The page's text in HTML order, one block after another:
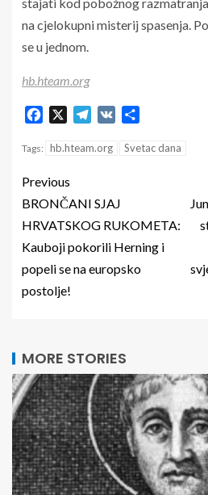
na cjelokupni misterij spasenja.
se u jednom.
hb.hteam.org
Facebook Telegram
VK
Tags: hb.hteam.org Svetac dana
Previous
BRONČANI SJAJ
HRVATSKOG RUKOMETA:
Kauboji pokorili Herning i
popeli se na europsko
postolje!
MORE STORIES